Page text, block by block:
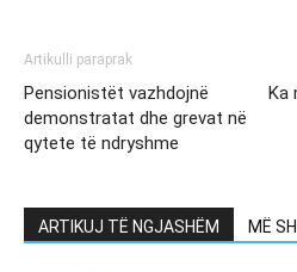
Artikulli paraprak
Pensionistët vazhdojnë
demonstratat dhe grevat në
qytete të ndryshme
Ka
ARTIKUJ TË NGJASHËM MË